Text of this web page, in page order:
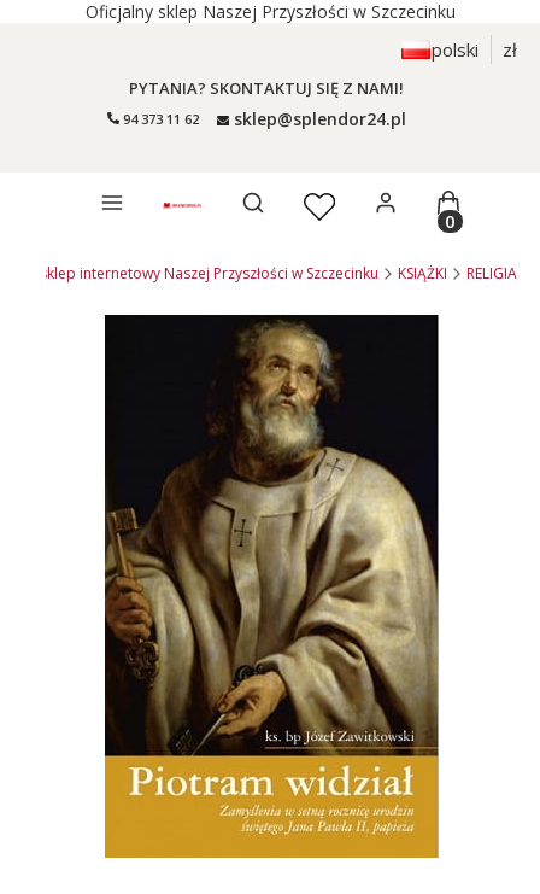
Oficjalny sklep Naszej Przyszłości w Szczecinku
polski zł
PYTANIA? SKONTAKTUJ SIĘ Z NAMI!
94 373 11 62 sklep@splendor24.pl
Otwórz wyszukiwarkęProdukty
- sklep internetowy Naszej Przyszłości w Szczecinku KSIĄŻKI RELIGIA